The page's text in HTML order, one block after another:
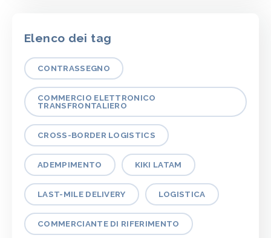
Elenco dei tag
CONTRASSEGNO
COMMERCIO ELETTRONICO
TRANSFRONTALIERO
CROSS-BORDER LOGISTICS
ADEMPIMENTO KIKI LATAM
LAST-MILE DELIVERY LOGISTICA
COMMERCIANTE DI RIFERIMENTO